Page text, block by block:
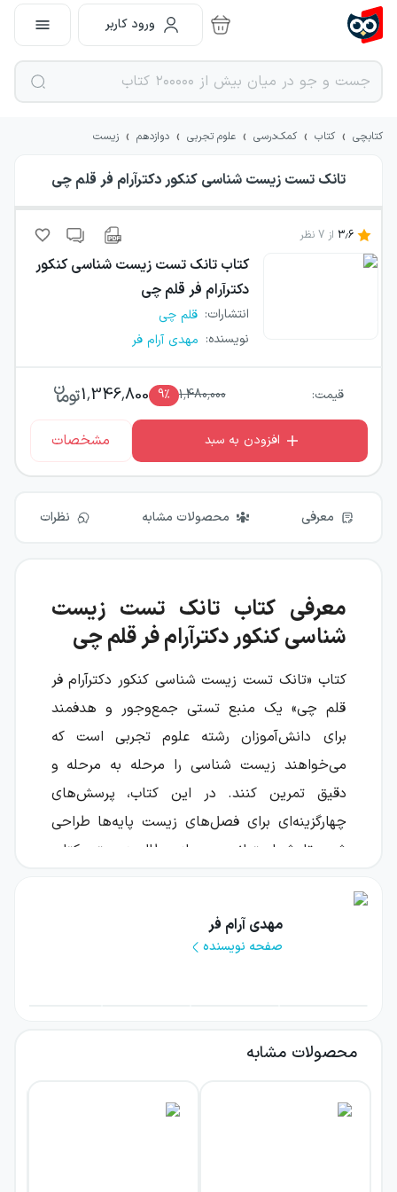
ورود کاربر
کتابچی › کتاب › کمک‌درسی › علوم تجربی › دوازدهم › زیست
تانک تست زیست شناسی کنکور دکترآرام فر قلم چی
3.6 از7 نظر
کتاب تانک تست زیست شناسی کنکور
دکترآرام فر قلم چی
انتشارات: قلم چی
نویسنده: مهدی آرام فر
قیمت: 1,480,000
9٪ 1,346,800
افزودن به سبد مشخصات
معرفی محصولات مشابه نظرات
معرفی کتاب تانک تست زیست
شناسی کنکور دکترآرام فر قلم چی
کتاب «تانک تست زیست شناسی کنکور دکترآرام فر
قلم چی» یک منبع تستی جمع‌وجور و هدفمند
برای دانش‌آموزان رشته علوم تجربی است که
می‌خواهند زیست شناسی را مرحله به مرحله و
دقیق تمرین کنند. در این کتاب، پرسش‌های
چهارگزینه‌ای برای فصل‌های زیست پایه‌ها طراحی
شده تا شما بتوانید بعد از مطالعه‌ی متن کتاب
هنگام اشتباه یا تردید، فقط به حدس زدن متکی
سری «تانک تست» در این عنوان، دقیقاً با نگاه
دانش‌آموز با مدل‌های رایج سؤال‌های زیست و
مهدی آرام فر
صفحه نویسنده
محصولات مشابه